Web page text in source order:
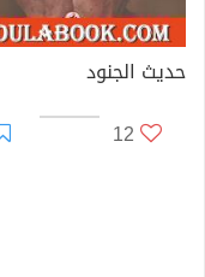
حديث الجنود
12